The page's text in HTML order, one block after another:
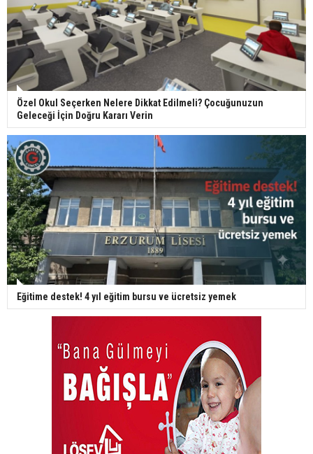
Özel Okul Seçerken Nelere Dikkat Edilmeli? Çocuğunuzun
Geleceği İçin Doğru Kararı Verin
Eğitime destek! 4 yıl eğitim bursu ve ücretsiz yemek